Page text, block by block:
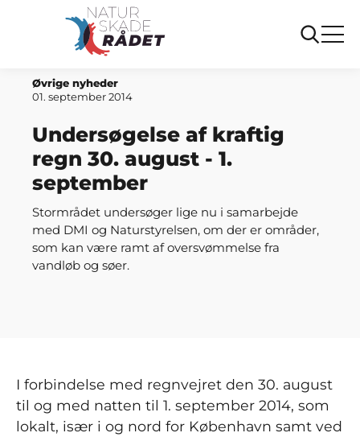
Undersøgelse af kraftig regn 30. august - 1. september
Øvrige nyheder
01. september 2014
Undersøgelse af kraftig
regn 30. august - 1.
september
Stormrådet undersøger lige nu i samarbejde
med DMI og Naturstyrelsen, om der er områder,
som kan være ramt af oversvømmelse fra
vandløb og søer.
I forbindelse med regnvejret den 30. august
til og med natten til 1. september 2014, som
lokalt, især i og nord for København samt ved